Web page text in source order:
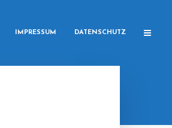
IMPRESSUM DATENSCHUTZ